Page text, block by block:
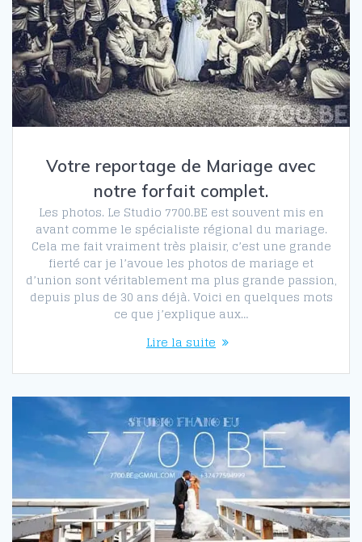
Votre reportage de Mariage avec
notre forfait complet.
Les photos. Le Studio 7700.BE est souvent mis en
avant comme le spécialiste régional du mariage.
Cela me fait vraiment très plaisir, c’est une grande
fierté car je l’avoue les photos de mariage et
d’union sont véritablement ma plus grande passion,
depuis plus de 30 ans déjà. Voici en quelques mots
ce que j’explique aux…
Lire la suite